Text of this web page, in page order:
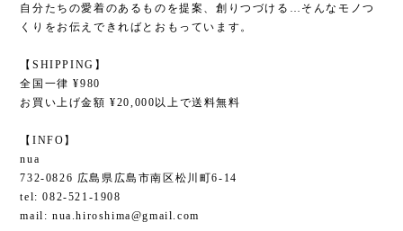
自分たちの愛着のあるものを提案、創りつづける…そんなモノつ
くりをお伝えできればとおもっています。
【SHIPPING】
全国一律 ¥980
お買い上げ金額 ¥20,000以上で送料無料
【INFO】
nua
732-0826 広島県広島市南区松川町6-14
tel: 082-521-1908
mail: nua.hiroshima@gmail.com